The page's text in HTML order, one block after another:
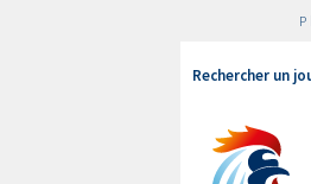
Rechercher un